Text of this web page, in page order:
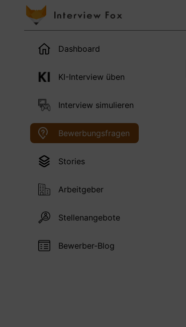
Dashboard
KI-Interview üben
Interview simulieren
Bewerbungsfragen
Stories
Arbeitgeber
Stellenangebote
Bewerber-Blog